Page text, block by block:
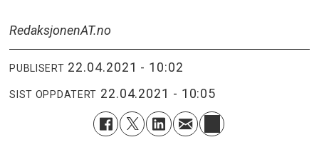
RedaksjonenAT.no
PUBLISERT 22.04.2021 - 10:02
SIST OPPDATERT 22.04.2021 - 10:05